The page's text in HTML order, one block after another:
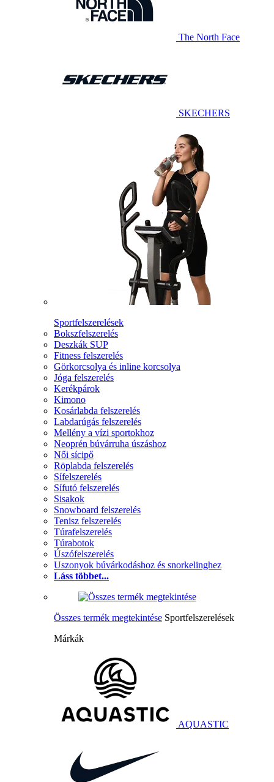
The North Face
SKECHERS
Sportfelszerelések
Bokszfelszerelés
Deszkák SUP
Fitness felszerelés
Görkorcsolya és inline korcsolya
Jóga felszerelés
Kerékpárok
Kimono
Kosárlabda felszerelés
Labdarúgás felszerelés
Mellény a vízi sportokhoz
Neoprén búvárruha úszáshoz
Női sícipő
Röplabda felszerelés
Sífelszerelés
Sífutó felszerelés
Sisakok
Snowboard felszerelés
Tenisz felszerelés
Túrafelszerelés
Túrabotok
Úszófelszerelés
Uszonyok búvárkodáshoz és snorkelinghez
Láss többet...
Összes termék megtekintése Sportfelszerelések
Márkák
AQUASTIC